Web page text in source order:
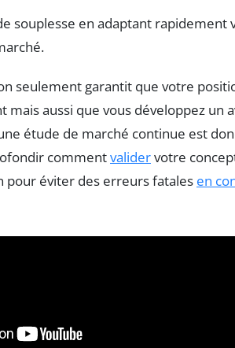
souplesse en adaptant rapidement
seulement garantit que votre
mais aussi que vous développez un
étude de marché continue est
commentvalidervotre
pour éviter des erreurs fatales en